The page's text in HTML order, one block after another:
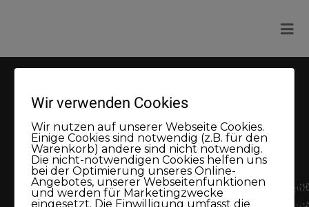
Logout
Wir verwenden Cookies
Wir nutzen auf unserer Webseite Cookies.
Einige Cookies sind notwendig (z.B. für den
Warenkorb) andere sind nicht notwendig.
Die nicht-notwendigen Cookies helfen uns
bei der Optimierung unseres Online-
Angebotes, unserer Webseitenfunktionen
und werden für Marketingzwecke
eingesetzt. Die Einwilligung umfasst die